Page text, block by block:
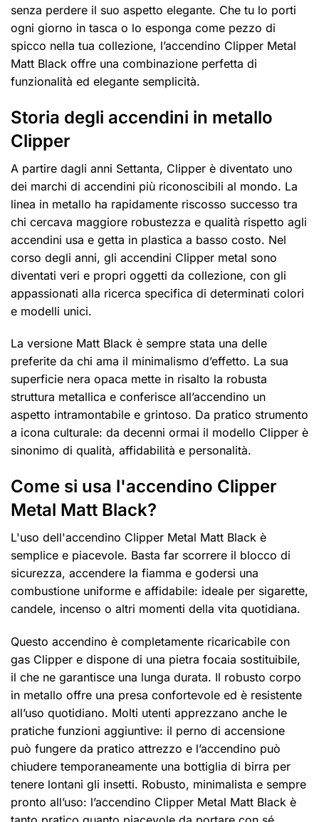
senza perdere il suo aspetto elegante. Che tu lo porti
ogni giorno in tasca o lo esponga come pezzo di
spicco nella tua collezione, l’accendino Clipper Metal
Matt Black offre una combinazione perfetta di
funzionalità ed elegante semplicità.
Storia degli accendini in metallo
Clipper
A partire dagli anni Settanta, Clipper è diventato uno
dei marchi di accendini più riconoscibili al mondo. La
linea in metallo ha rapidamente riscosso successo tra
chi cercava maggiore robustezza e qualità rispetto agli
accendini usa e getta in plastica a basso costo. Nel
corso degli anni, gli accendini Clipper metal sono
diventati veri e propri oggetti da collezione, con gli
appassionati alla ricerca specifica di determinati colori
e modelli unici.
La versione Matt Black è sempre stata una delle
preferite da chi ama il minimalismo d’effetto. La sua
superficie nera opaca mette in risalto la robusta
struttura metallica e conferisce all’accendino un
aspetto intramontabile e grintoso. Da pratico strumento
a icona culturale: da decenni ormai il modello Clipper è
sinonimo di qualità, affidabilità e personalità.
Come si usa l'accendino Clipper
Metal Matt Black?
L'uso dell'accendino Clipper Metal Matt Black è
semplice e piacevole. Basta far scorrere il blocco di
sicurezza, accendere la fiamma e godersi una
combustione uniforme e affidabile: ideale per sigarette,
candele, incenso o altri momenti della vita quotidiana.
Questo accendino è completamente ricaricabile con
gas Clipper e dispone di una pietra focaia sostituibile,
il che ne garantisce una lunga durata. Il robusto corpo
in metallo offre una presa confortevole ed è resistente
all’uso quotidiano. Molti utenti apprezzano anche le
pratiche funzioni aggiuntive: il perno di accensione
può fungere da pratico attrezzo e l’accendino può
chiudere temporaneamente una bottiglia di birra per
tenere lontani gli insetti. Robusto, minimalista e sempre
pronto all’uso: l’accendino Clipper Metal Matt Black è